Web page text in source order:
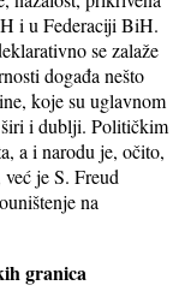
i u Federaciji BiH.
se zalaže
događa nešto
koje su uglavnom
i dublji. Političkim
a i narodu je, očito,
je S. Freud
na
granica